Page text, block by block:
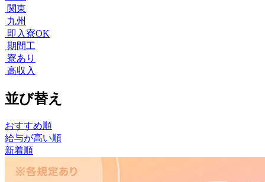
関東
九州
即入寮OK
期間工
寮あり
高収入
並び替え
おすすめ順
給与が高い順
新着順